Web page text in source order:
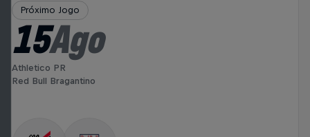
Próximo Jogo
15Ago
Athletico PR
Red Bull Bragantino